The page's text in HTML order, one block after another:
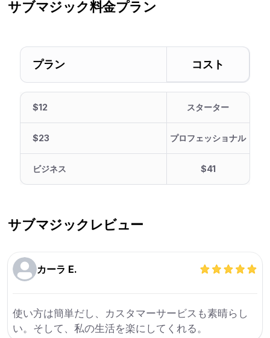
サブマジック料金プラン
プラン コスト
$12 スターター
$23 プロフェッショナル
ビジネス $41
サブマジック レビュー
カーラ E.
使い方は簡単だし、カスタマーサービスも素晴らし
い。そして、私の生活を楽にしてくれる。